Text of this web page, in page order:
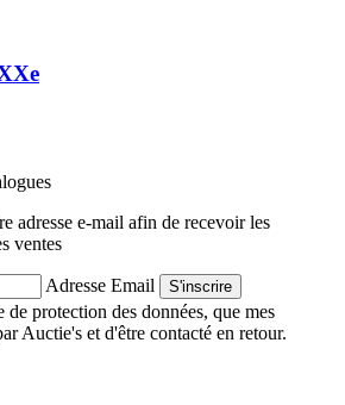
adresse e-mail afin de recevoir les
ventes
Adresse Email S'inscrire
de protection des données, que mes
Auctie's et d'être contacté en retour.